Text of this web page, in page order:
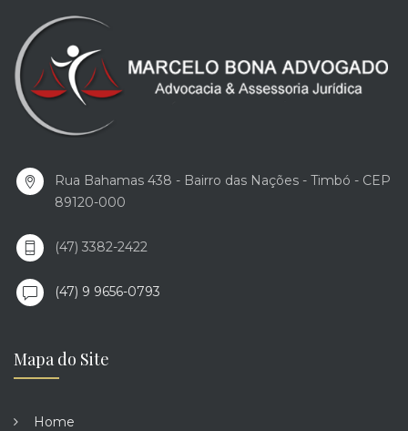
Rua Bahamas 438 - Bairro das Nações - Timbó - CEP
89120-000
(47) 3382-2422
(47) 9 9656-0793
Mapa do Site
Home